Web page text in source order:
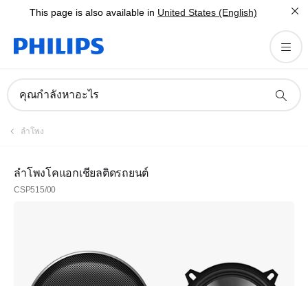
This page is also available in United States (English)
คุณกำลังหาอะไร
ลำโพง
ลำโพงโคแอกเชียลติดรถยนต์
CSP515/00